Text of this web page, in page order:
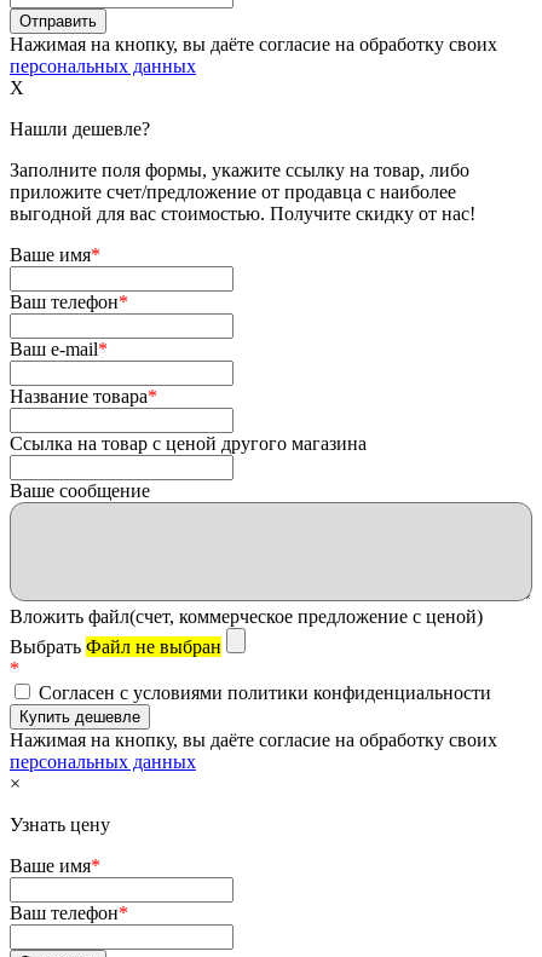
Нажимая на кнопку, вы даёте согласие на обработку своих
персональных данных
X
Нашли дешевле?
Заполните поля формы, укажите ссылку на товар, либо
приложите счет/предложение от продавца с наиболее
выгодной для вас стоимостью. Получите скидку от нас!
Ваше имя*
Ваш телефон*
Ваш e-mail*
Название товара*
Ссылка на товар с ценой другого магазина
Ваше сообщение
Вложить файл(счет, коммерческое предложение с ценой)
Выбрать Файл не выбран
*
Согласен с условиями политики конфиденциальности
Нажимая на кнопку, вы даёте согласие на обработку своих
персональных данных
×
Узнать цену
Ваше имя*
Ваш телефон*